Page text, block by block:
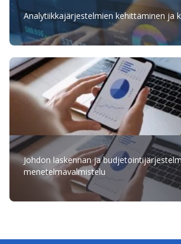
Analytiikkajärjestelmien kehittäminen ja
Johdon laskennan ja
menetelmävalmistelu